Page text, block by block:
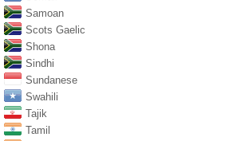
Samoan
Scots Gaelic
Shona
Sindhi
Sundanese
Swahili
Tajik
Tamil